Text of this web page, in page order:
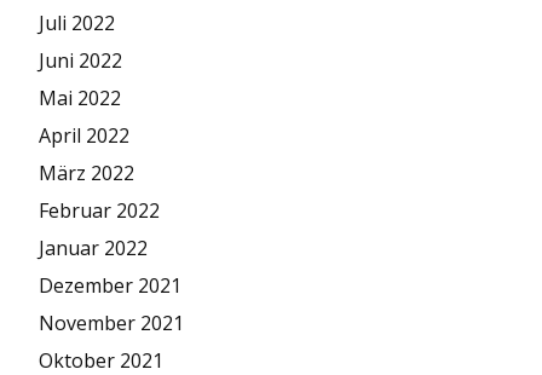
Juli 2022
Juni 2022
Mai 2022
April 2022
März 2022
Februar 2022
Januar 2022
Dezember 2021
November 2021
Oktober 2021